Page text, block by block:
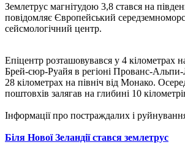
Землетрус магнітудою 3,8 стався на
повідомляє Європейський
сейсмологічний центр.
Епіцентр розташовувався у 4 кілометрах
Брей-сюр-Руайя в регіоні Прованс-
28 кілометрах на північ від Монако.
поштовхів залягав на глибині 10
Інформації про постраждалих і
Біля Нової Зеландії стався землетрус